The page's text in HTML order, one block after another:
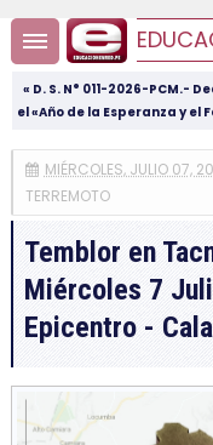
« D. S. N° 011-2026-PCM.-
el «Año de la Esperanza y
MIÉRCOLES, JULIO 07,
TERREMOTO
Temblor en
Miércoles 7
Epicentro -